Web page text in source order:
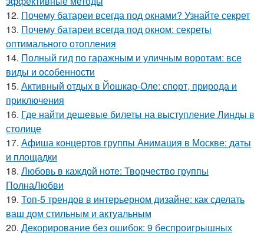
12. Почему батареи всегда под окнами? Узнайте секрет
13. Почему батареи всегда под окном: секреты
оптимального отопления
14. Полный гид по гаражным и уличным воротам: все
виды и особенности
15. Активный отдых в Йошкар-Оле: спорт, природа и
приключения
16. Где найти дешевые билеты на выступление Линды в
столице
17. Афиша концертов группы Анимация в Москве: даты
и площадки
18. Любовь в каждой ноте: Творчество группы
ПолнаЛюбви
19. Топ-5 трендов в интерьерном дизайне: как сделать
ваш дом стильным и актуальным
20. Декорирование без ошибок: 9 беспроигрышных